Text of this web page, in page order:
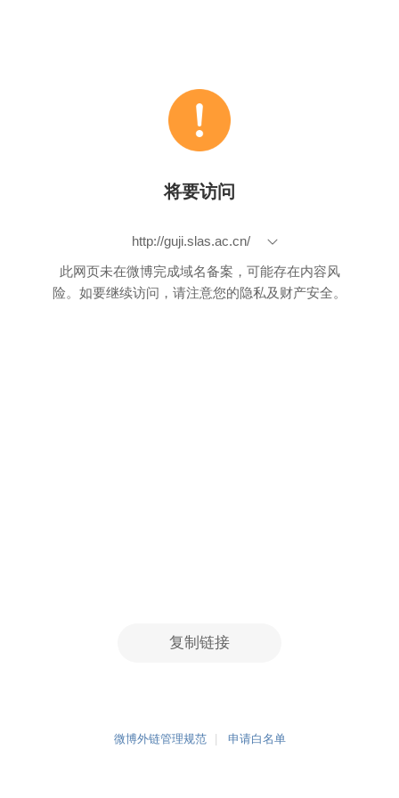
将要访问
http://guji.slas.ac.cn/
此网页未在微博完成域名备案，可能存在内容风
险。如要继续访问，请注意您的隐私及财产安全。
复制链接
微博外链管理规范 申请白名单